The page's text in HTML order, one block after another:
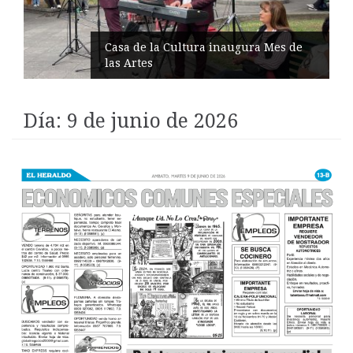
IESS entrega insulina entre reclamos
medicinales
Día: 9 de junio de 2026